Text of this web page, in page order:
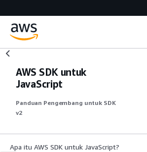
AWS SDK untuk
JavaScript
Panduan Pengembang untuk SDK
v2
Apa itu AWS SDK untuk JavaScript?